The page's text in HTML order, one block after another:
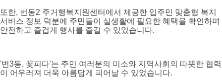
또한, 번동2 주거행복지원센터에서 제공한 입주민 맞춤형 복지
서비스 정보 덕분에 주민들이 실생활에 필요한 혜택을 확인하며
안전하고 즐겁게 행사를 즐길 수 있었습니다.
'번3동, 꽃피다'는 주민 여러분의 미소와 지역사회의 따뜻한 협력
이 어우러져 더욱 아름답게 피어날 수 있었습니다.